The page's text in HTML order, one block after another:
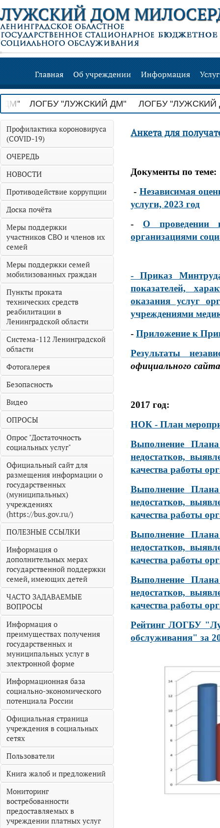
ЛУЖСКИЙ ДОМ
Главная Об учреждении Информация
ДМ" ЛОГБУ "ЛУЖСКИЙ ДМ" ЛОГБУ
Профилактика короновируса
(COVID-19)
ОЧЕРЕДЬ
НОВОСТИ
Противодействие коррупции
Доска почёта
Меры поддержки
участников СВО и членов их
семей
Меры поддержки семей
мобилизованных граждан
Пункты проката
технических средств
реабилитации в
Ленинградской области
Система-112 Ленинградской
области
Фотогалерея
Безопасность
Видео
ОПРОСЫ
Опрос "Достаточность
социальных услуг"
Официальный сайт для
размещения информации о
государственных
(муниципальных)
учреждениях
(https://bus.gov.ru/)
ПОЛЕЗНЫЕ ССЫЛКИ
Информация о
дополнительных мерах
государственной поддержки
семей, имеющих детей
ЧАСТО ЗАДАВАЕМЫЕ
ВОПРОСЫ
Информация о
преимуществах получения
государственных и
муниципальных услуг в
электронной форме
Информационная база
социально-экономического
потенциала России
Официальная страница
учреждения в социальных
сетях
Пользователи
Книга жалоб и предложений
Мониторинг
востребованности
предоставляемых в
учреждении платных услуг
Анкета для
Документы по теме:
- Независимая
услуги, 2023 год
- О проведении
организациями
- Приказ
показателей,
оказания услуг
учреждениями
- Приложение к
Результаты
официального
2017 год:
НОК - План
Выполнение
недостатков,
качества работы
Выполнение
недостатков,
качества работы
Выполнение
недостатков,
качества работы
Выполнение
недостатков,
качества работы
Рейтинг ЛОГБУ
обслуживания" за